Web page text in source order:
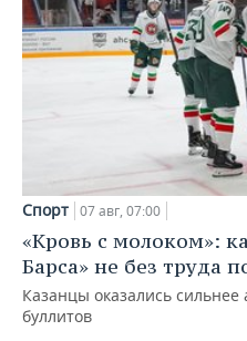
Спорт 07 авг, 07:00
«Кровь с молоком»:
Барса» не без труда
Казанцы оказались
буллитов